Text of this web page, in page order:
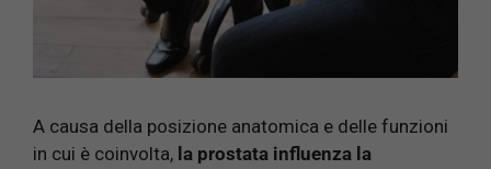
A causa della posizione anatomica e delle funzioni
in cui è coinvolta, la prostata influenza la